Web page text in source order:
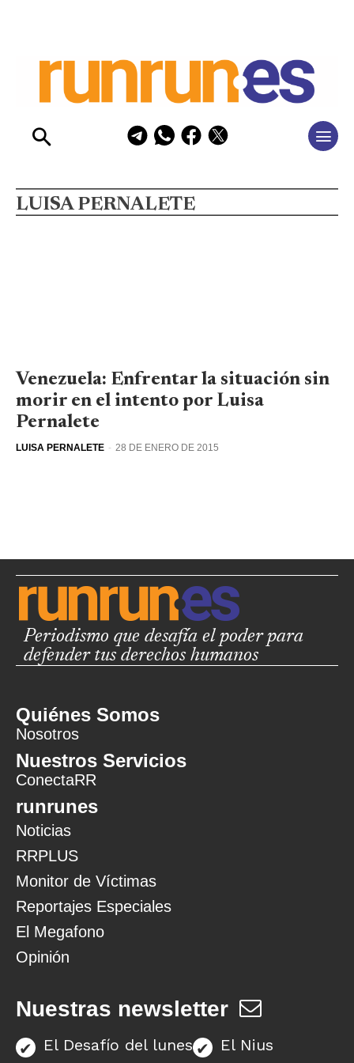
LUISA PERNALETE
Venezuela: Enfrentar la situación sin
morir en el intento por Luisa
Pernalete
LUISA PERNALETE - 28 DE ENERO DE 2015
Periodismo que desafía el poder para
defender tus derechos humanos
Quiénes Somos
Nosotros
Nuestros Servicios
ConectaRR
runrunes
Noticias
RRPLUS
Monitor de Víctimas
Reportajes Especiales
El Megafono
Opinión
Nuestras newsletter
El Desafío del lunes El Nius